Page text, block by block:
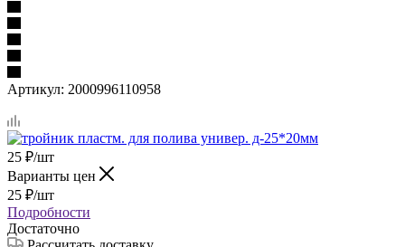
Артикул: 2000996110958
25 ₽/шт
Варианты цен
25 ₽/шт
Подробности
Достаточно